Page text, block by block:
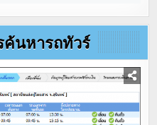
ค้นหารถทัวร์